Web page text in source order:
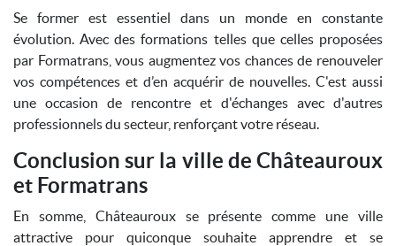
Se former est essentiel dans un monde en constante
évolution. Avec des formations telles que celles proposées
par Formatrans, vous augmentez vos chances de renouveler
vos compétences et d’en acquérir de nouvelles. C'est aussi
une occasion de rencontre et d'échanges avec d'autres
professionnels du secteur, renforçant votre réseau.
Conclusion sur la ville de Châteauroux
et Formatrans
En somme, Châteauroux se présente comme une ville
attractive pour quiconque souhaite apprendre et se